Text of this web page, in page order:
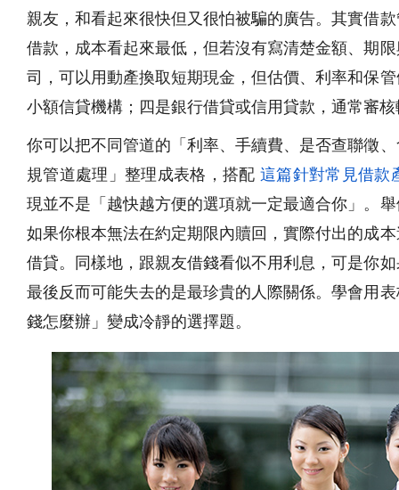
親友，和看起來很快但又很怕被騙的廣告。其實借
借款，成本看起來最低，但若沒有寫清楚金額、期
司，可以用動產換取短期現金，但估價、利率和保
小額信貸機構；四是銀行借貸或信用貸款，通常審
你可以把不同管道的「利率、手續費、是否查聯徵
規管道處理」整理成表格，搭配 這篇針對常見借款
現並不是「越快越方便的選項就一定最適合你」。
如果你根本無法在約定期限內贖回，實際付出的成
借貸。同樣地，跟親友借錢看似不用利息，可是你
最後反而可能失去的是最珍貴的人際關係。學會用
錢怎麼辦」變成冷靜的選擇題。